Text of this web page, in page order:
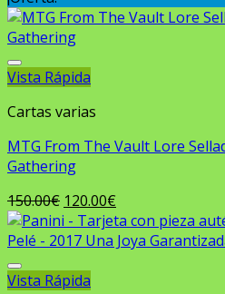
original
era:
actual
Vista Rápida
Cartas varias
MTG From The Vault Lore
Gathering
150.00€ El
precio
original
150.00€.
120.00€
precio
actual
Vista Rápida